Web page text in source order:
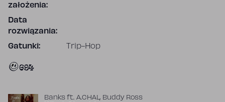
założenia:
Data
rozwiązania:
Gatunki: Trip-Hop
694
Banksft. A.CHAL, Buddy Ross